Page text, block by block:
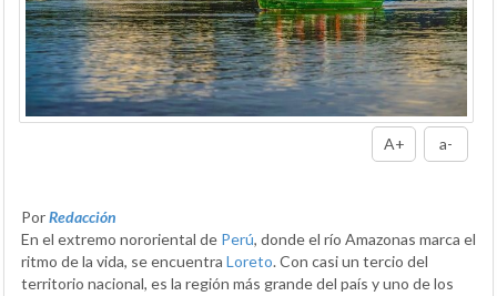
A+ a-
PorRedacción
En el extremo nororiental de Perú, donde el río Amazonas marca el
ritmo de la vida, se encuentra Loreto. Con casi un tercio del
territorio nacional, es la región más grande del país y uno de los